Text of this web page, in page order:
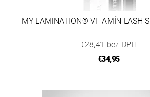
MY LAMINATION® VITAMÍN LASH
€28,41 bez DPH
€34,95